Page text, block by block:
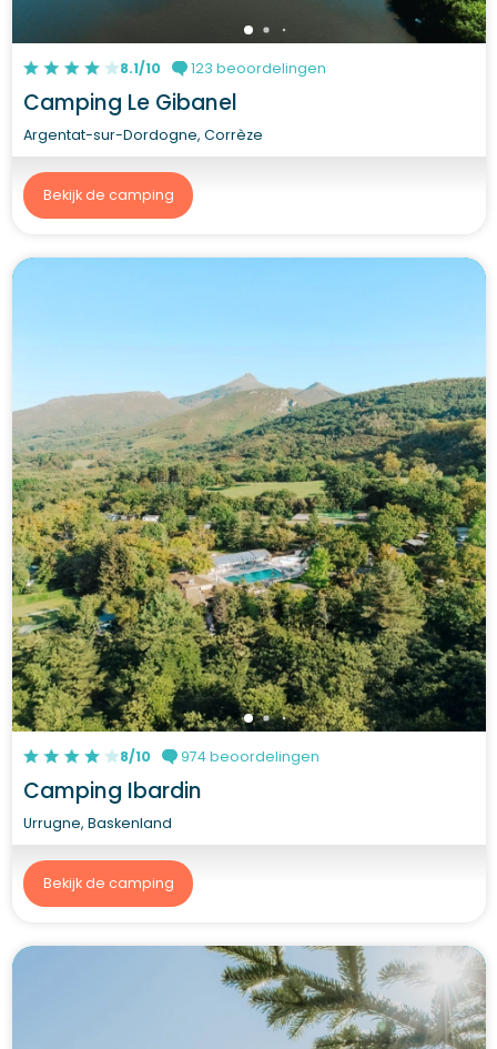
8.1/10 123 beoordelingen
Camping Le Gibanel
Argentat-sur-Dordogne, Corrèze
Bekijk de camping
8/10 974 beoordelingen
Camping Ibardin
Urrugne, Baskenland
Bekijk de camping